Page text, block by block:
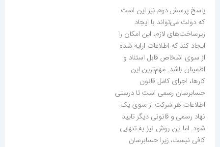
پاسخ پرسش دوم نیز این است
که دولت می‌تواند با ایجاد
زیرساخت‌های لازم، این امکان را
ایجاد کند که اطلاعات ارایه شده
از سوی اشخاص قابل استناد و
اطمینان باشد. مهم‌ترین این
کارها، اجرای کامل قانون
حسابرسان رسمی است تا درستی
اطلاعات هر شرکت از سوی یک
نهاد رسمی و قانونی دیگر تایید
شود. اما این روش نیز به تنهایی
کافی نیست، زیرا حسابرسان